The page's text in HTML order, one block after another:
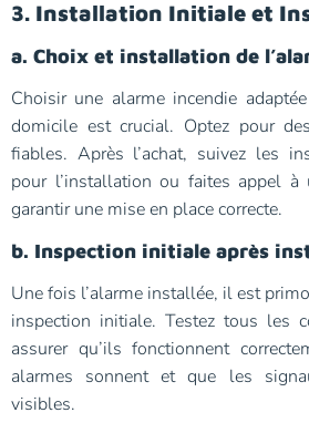
3. Installation Initiale et
a. Choix et installation de
Choisir une alarme incendie
domicile est crucial. Optez pour
fiables. Après l’achat, suivez les
pour l’installation ou faites appel à
garantir une mise en place correcte.
b. Inspection initiale après
Une fois l’alarme installée, il est
inspection initiale. Testez tous les
assurer qu’ils fonctionnent
alarmes sonnent et que les
visibles.